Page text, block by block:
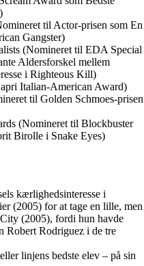
til Actor-prisen som En
Gangster)
(Nomineret til EDA Special
Aldersforskel mellem
i Righteous Kill)
Italian-American Award)
til Golden Schmoes-prisen
(Nomineret til Blockbuster
Birolle i Snake Eyes)
kærlighedsinteresse i
(2005) for at tage en lille, men
(2005), fordi hun havde
Robert Rodriguez i de tre
linjens bedste elev – på sin